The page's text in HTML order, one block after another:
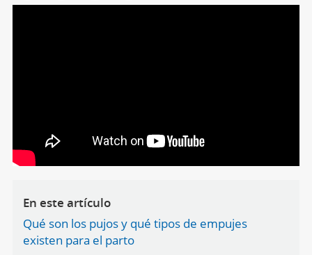
En este artículo
Qué son los pujos y qué tipos de empujes
existen para el parto